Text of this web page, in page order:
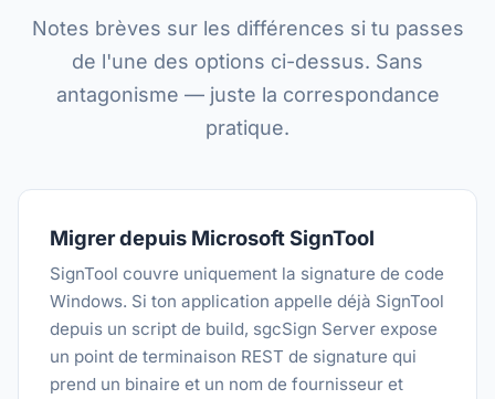
Notes brèves sur les différences si tu passes
de l'une des options ci-dessus. Sans
antagonisme — juste la correspondance
pratique.
Migrer depuis Microsoft SignTool
SignTool couvre uniquement la signature de code
Windows. Si ton application appelle déjà SignTool
depuis un script de build, sgcSign Server expose
un point de terminaison REST de signature qui
prend un binaire et un nom de fournisseur et